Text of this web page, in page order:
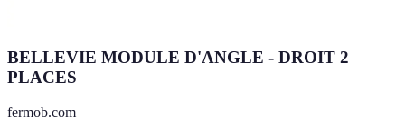
BELLEVIE MODULE D'ANGLE - DROIT 2
PLACES
fermob.com